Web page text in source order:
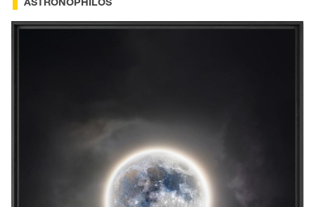
ASTRONOPHILOS